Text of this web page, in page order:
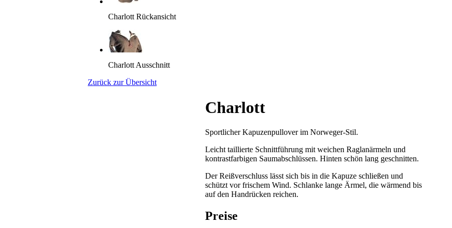
Charlott Rückansicht
Charlott Ausschnitt
Zurück zur Übersicht
Charlott
Sportlicher Kapuzenpullover im Norweger-Stil.
Leicht taillierte Schnittführung mit weichen Raglanärmeln und
kontrastfarbigen Saumabschlüssen. Hinten schön lang geschnitten.
Der Reißverschluss lässt sich bis in die Kapuze schließen und
schützt vor frischem Wind. Schlanke lange Ärmel, die wärmend bis
auf den Handrücken reichen.
Preise